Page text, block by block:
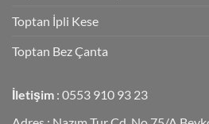
Toptan İpli Kese
Toptan Bez Çanta
İletişim : 0553 910 93 23